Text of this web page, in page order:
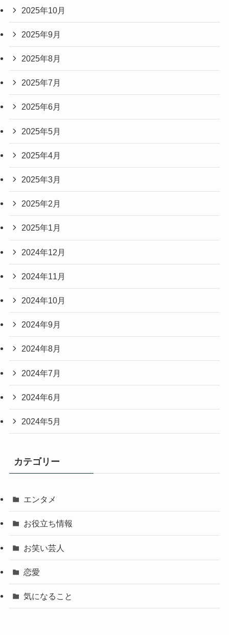
2025年10月
2025年9月
2025年8月
2025年7月
2025年6月
2025年5月
2025年4月
2025年3月
2025年2月
2025年1月
2024年12月
2024年11月
2024年10月
2024年9月
2024年8月
2024年7月
2024年6月
2024年5月
カテゴリー
エンタメ
お役立ち情報
お笑い芸人
恋愛
気になること